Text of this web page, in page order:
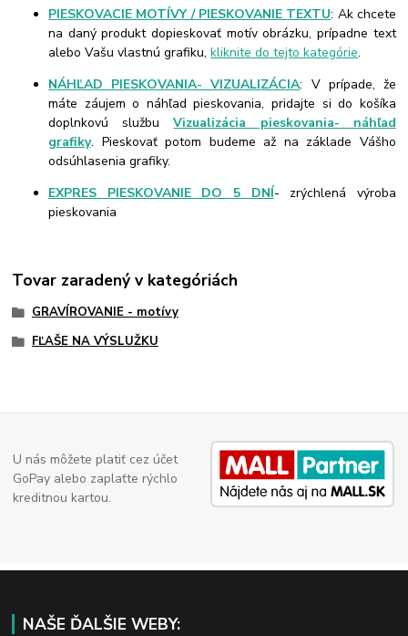
PIESKOVACIE MOTÍVY / PIESKOVANIE TEXTU: Ak chcete
na daný produkt dopieskovať motív obrázku, prípadne text
alebo Vašu vlastnú grafiku,kliknite do tejto kategórie.
NÁHĽAD PIESKOVANIA- VIZUALIZÁCIA: V prípade, že
máte záujem o náhľad pieskovania, pridajte si do košíka
doplnkovú službuVizualizácia pieskovania- náhľad
grafiky. Pieskovať potom budeme až na základe Vášho
odsúhlasenia grafiky.
EXPRES PIESKOVANIE DO 5 DNÍ- zrýchlená výroba
pieskovania
Tovar zaradený v kategóriách
GRAVÍROVANIE - motívy
FĽAŠE NA VÝSLUŽKU
U nás môžete platiť cez účet
GoPay alebo zaplaťte rýchlo
kreditnou kartou.
NAŠE ĎALŠIE WEBY: